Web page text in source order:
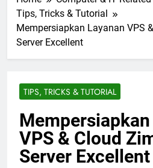
Tips, Tricks & Tutorial
Mempersiapkan Layanan VPS
Server Excellent
TIPS, TRICKS & TUTORIAL
VPS & Cloud
Server Excellent